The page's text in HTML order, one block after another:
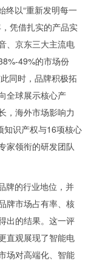
终以“重新发明每一
凭借扎实的产品实
、京东三大主流电
49%的市场份
同时，品牌积极拓
全球展示核心产
，海外市场影响力
知识产权与16项核心
家领衔的研发团队
牌的行业地位，并
牌市场占有率、核
出的结果。这一评
直观展现了智能电
场对高端化、智能